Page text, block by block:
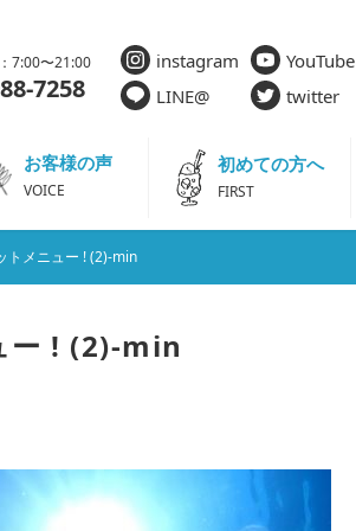
7:00〜21:00
7258
instagram
LINE@
YouTube
twitter
お客様の声
VOICE
初めての方へ
FIRST
トメニュー ! (2)-min
ー ! (2)-min